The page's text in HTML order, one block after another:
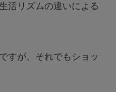
活リズムの違いによる
すが、それでもショッ